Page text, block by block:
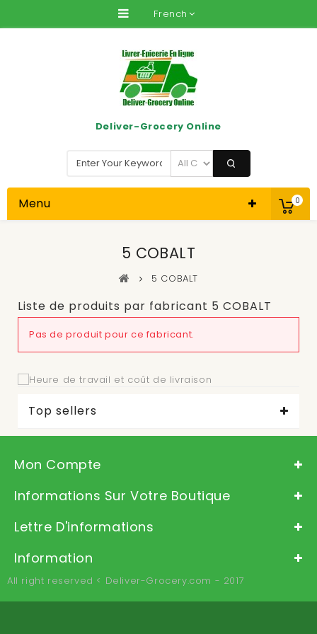
French
0
Deliver-Grocery Online
Menu
5 COBALT
5 COBALT
Liste de produits par fabricant 5 COBALT
Pas de produit pour ce fabricant.
Top sellers
Mon Compte
Informations Sur Votre Boutique
Lettre D'informations
Information
All right reserved < Deliver-Grocery.com - 2017